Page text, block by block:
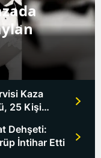
Kaza
25 Kişi
Dehşeti:
İntihar Etti